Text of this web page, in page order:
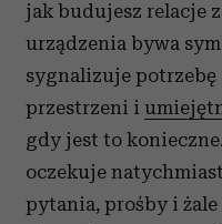
jak budujesz relacje
urządzenia bywa
sygnalizuje potrzebę
przestrzeni i
gdy jest to
oczekuje
pytania, prośby i żale